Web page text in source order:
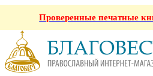
Проверенные печатные